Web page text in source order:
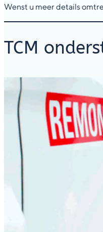
Wenst u meer details
TCM